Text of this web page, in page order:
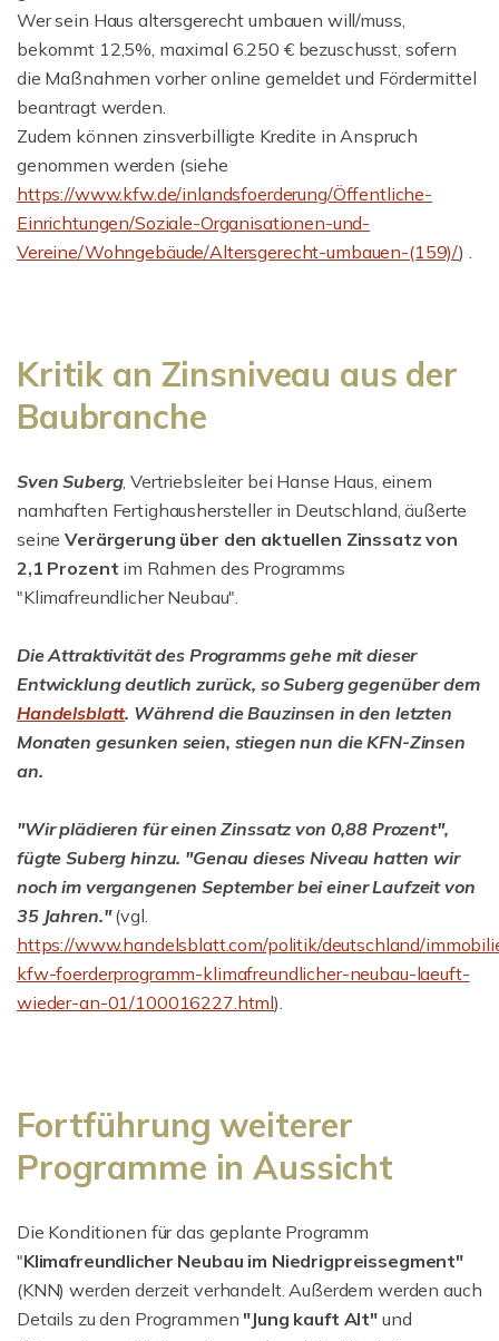
Wer sein Haus altersgerecht umbauen will/muss,
bekommt 12,5%, maximal 6.250 € bezuschusst, sofern
die Maßnahmen vorher online gemeldet und Fördermittel
beantragt werden.
Zudem können zinsverbilligte Kredite in Anspruch
genommen werden (siehe
https://www.kfw.de/inlandsfoerderung/Öffentliche-
Einrichtungen/Soziale-Organisationen-und-
Vereine/Wohngebäude/Altersgerecht-umbauen-(159)/) .
Kritik an Zinsniveau aus der
Baubranche
Sven Suberg, Vertriebsleiter bei Hanse Haus, einem
namhaften Fertighaushersteller in Deutschland, äußerte
seineVerärgerung über den aktuellen Zinssatz von
2,1 Prozent im Rahmen des Programms
"Klimafreundlicher Neubau".
Die Attraktivität des Programms gehe mit dieser
Entwicklung deutlich zurück, so Suberg gegenüber dem
Handelsblatt. Während die Bauzinsen in den letzten
Monaten gesunken seien, stiegen nun die KFN-Zinsen
an.
"Wir plädieren für einen Zinssatz von 0,88 Prozent",
fügte Suberg hinzu. "Genau dieses Niveau hatten wir
noch im vergangenen September bei einer Laufzeit von
35 Jahren."(vgl.
https://www.handelsblatt.com/politik/deutschland/
kfw-foerderprogramm-klimafreundlicher-neubau-laeuft-
wieder-an-01/100016227.html).
Fortführung weiterer
Programme in Aussicht
Die Konditionen für das geplante Programm
"Klimafreundlicher Neubau im Niedrigpreissegment"
(KNN) werden derzeit verhandelt. Außerdem werden auch
Details zu den Programmen"Jung kauft Alt"und